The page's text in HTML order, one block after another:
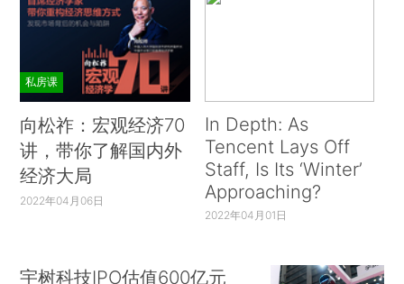
私房课
向松祚：宏观经济70
讲，带你了解国内外
经济大局
2022年04月06日
In Depth: As
Tencent Lays Off
Staff, Is Its ‘Winter’
Approaching?
2022年04月01日
宇树科技IPO估值600亿元